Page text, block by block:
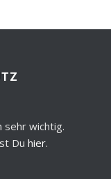
sehr wichtig.
Du hier.